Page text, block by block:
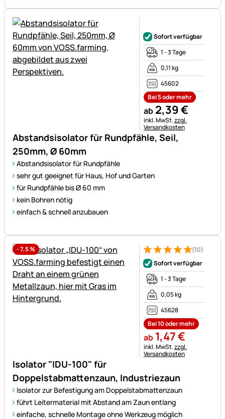
Abstandsisolator für Rundpfähle, Seil,
250mm, Ø 60mm
Abstandsisolator für Rundpfähle
sehr gut geeignet für Haus, Hof und Garten
für Rundpfähle bis Ø 60 mm
kein Bohren nötig
einfach & schnell anzubauen
Sofort verfügbar
1 - 3 Tage
0,11 kg
45602
Bei 5 oder mehr
ab 2,39€
Steuerhinweis:
inkl. MwSt.zzgl.
Versandkosten
-7,5%
Isolator "IDU-100" für
Doppelstabmattenzaun, Industriezaun
Isolator zur Befestigung am Doppelstabmattenzaun
führt Leitermaterial mit Abstand am Zaun entlang
einfache, schnelle Montage ohne Werkzeug möglich
Bewertung: 5 von 5 (10
10 Bewertungen (10)
Sofort verfügbar
1 - 3 Tage
0,05 kg
45628
Bei 10 oder mehr
ab 1,47€
Steuerhinweis:
inkl. MwSt.zzgl.
Versandkosten